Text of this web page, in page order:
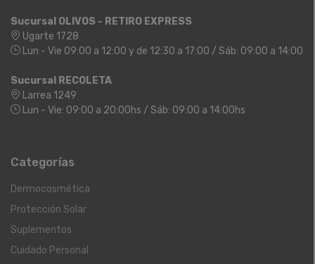
Sucursal OLIVOS - RETIRO EXPRESS
Ugarte 1728
Lun - Vie 09:00 a 12:00 y de 12:30 a 17:00 / Sáb: 09:00 a 14:00
Sucursal RECOLETA
Larrea 1249
Lun - Vie: 09:00 a 20:00hs / Sáb: 09:00 a 14:00hs
Categorías
Dermocosmética
Protección Solar
Suplementos
Cuidado Personal